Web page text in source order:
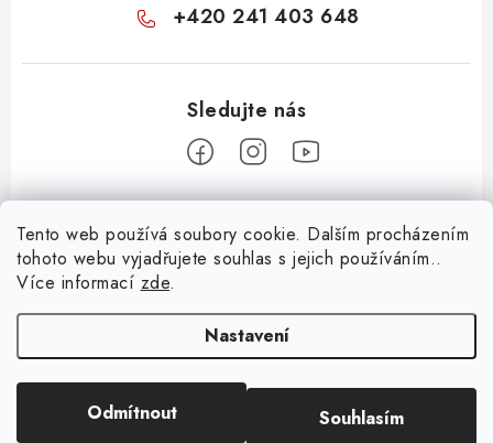
Tento web používá soubory cookie. Dalším procházením
tohoto webu vyjadřujete souhlas s jejich používáním..
Více informací zde.
Nastavení
Odmítnout Souhlasím
+420 241 403 648
Z
Informace pro vás
KONTAKTY
BLOG
Copyright 2026Huml Music . Všechna práva vyhrazena.